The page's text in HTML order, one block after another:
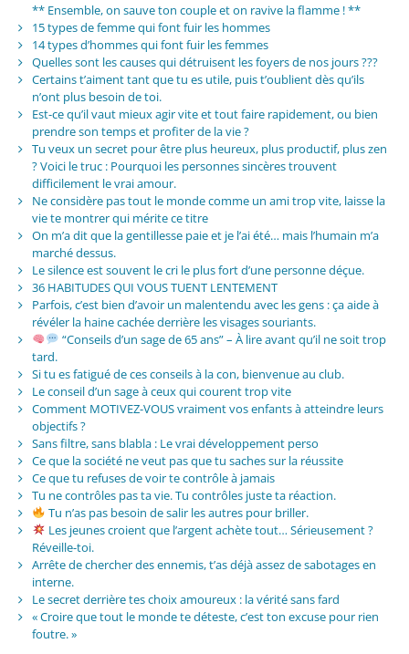
** Ensemble, on sauve ton couple et on ravive la flamme ! **
15 types de femme qui font fuir les hommes
14 types d’hommes qui font fuir les femmes
Quelles sont les causes qui détruisent les foyers de nos jours ???
Certains t’aiment tant que tu es utile, puis t’oublient dès qu’ils
n’ont plus besoin de toi.
Est-ce qu’il vaut mieux agir vite et tout faire rapidement, ou bien
prendre son temps et profiter de la vie ?
Tu veux un secret pour être plus heureux, plus productif, plus zen
? Voici le truc : Pourquoi les personnes sincères trouvent
difficilement le vrai amour.
Ne considère pas tout le monde comme un ami trop vite, laisse la
vie te montrer qui mérite ce titre
On m’a dit que la gentillesse paie et je l’ai été… mais l’humain m’a
marché dessus.
Le silence est souvent le cri le plus fort d’une personne déçue.
36 HABITUDES QUI VOUS TUENT LENTEMENT
Parfois, c’est bien d’avoir un malentendu avec les gens : ça aide à
révéler la haine cachée derrière les visages souriants.
“Conseils d’un sage de 65 ans” – À lire avant qu’il ne soit trop
tard.
Si tu es fatigué de ces conseils à la con, bienvenue au club.
Le conseil d’un sage à ceux qui courent trop vite
Comment MOTIVEZ-VOUS vraiment vos enfants à atteindre leurs
objectifs ?
Sans filtre, sans blabla : Le vrai développement perso
Ce que la société ne veut pas que tu saches sur la réussite
Ce que tu refuses de voir te contrôle à jamais
Tu ne contrôles pas ta vie. Tu contrôles juste ta réaction.
Tu n’as pas besoin de salir les autres pour briller.
Les jeunes croient que l’argent achète tout… Sérieusement ?
Réveille-toi.
Arrête de chercher des ennemis, t’as déjà assez de sabotages en
interne.
Le secret derrière tes choix amoureux : la vérité sans fard
« Croire que tout le monde te déteste, c’est ton excuse pour rien
foutre. »